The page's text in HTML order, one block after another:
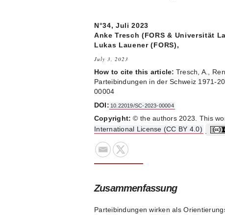
N°34, Juli 2023
Anke Tresch (FORS & Universität
Lukas Lauener (FORS),
July 3, 2023
How to cite this article: Tresch, A.,
Parteibindungen in der Schweiz 1971-
00004
DOI: 10.22019/SC-2023-00004
Copyright:© the authors 2023. This
International License (CC BY 4.0)
Zusammenfassung
Parteibindungen wirken als